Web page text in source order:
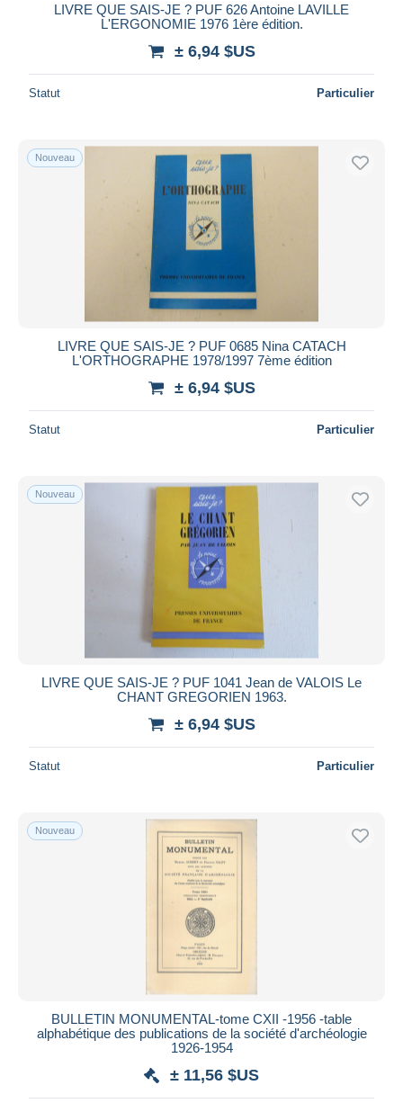
LIVRE QUE SAIS-JE ? PUF 626 Antoine LAVILLE
L'ERGONOMIE 1976 1ère édition.
± 6,94 $US
Statut Particulier
Nouveau
LIVRE QUE SAIS-JE ? PUF 0685 Nina CATACH
L'ORTHOGRAPHE 1978/1997 7ème édition
± 6,94 $US
Statut Particulier
Nouveau
LIVRE QUE SAIS-JE ? PUF 1041 Jean de VALOIS Le
CHANT GREGORIEN 1963.
± 6,94 $US
Statut Particulier
Nouveau
BULLETIN MONUMENTAL-tome CXII -1956 -table
alphabétique des publications de la société d'archéologie
1926-1954
± 11,56 $US